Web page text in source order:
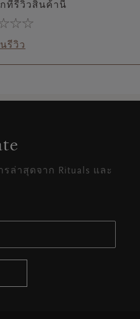
ที่รีวิวสินค้านี้
รีวิว
ล่าสุดจาก Rituals และ